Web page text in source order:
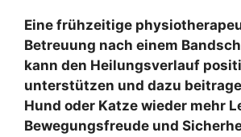
Eine frühzeitige
Betreuung nach einem
kann den Heilungsverlauf
unterstützen und dazu
Hund oder Katze wieder mehr
Bewegungsfreude und